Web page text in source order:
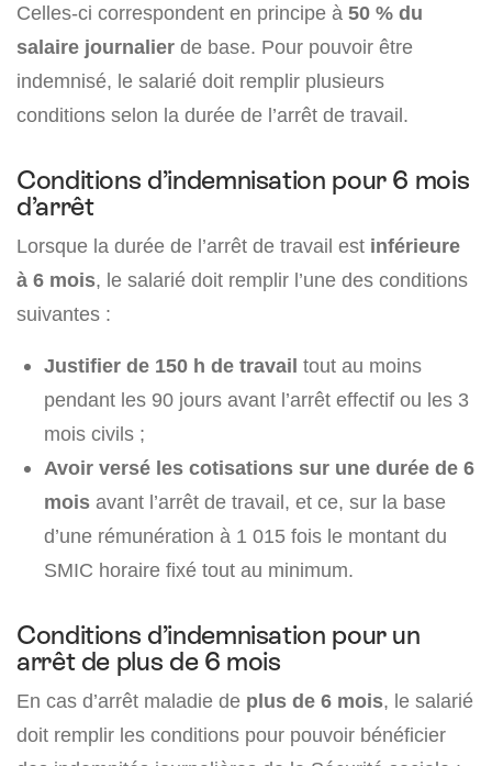
Celles-ci correspondent en principe à 50 % du
salaire journalier de base. Pour pouvoir être
indemnisé, le salarié doit remplir plusieurs
conditions selon la durée de l’arrêt de travail.
Conditions d’indemnisation pour 6 mois
d’arrêt
Lorsque la durée de l’arrêt de travail est inférieure
à 6 mois, le salarié doit remplir l’une des conditions
suivantes :
Justifier de 150 h de travail tout au moins
pendant les 90 jours avant l’arrêt effectif ou les 3
mois civils ;
Avoir versé les cotisations sur une durée de 6
mois avant l’arrêt de travail, et ce, sur la base
d’une rémunération à 1 015 fois le montant du
SMIC horaire fixé tout au minimum.
Conditions d’indemnisation pour un
arrêt de plus de 6 mois
En cas d’arrêt maladie de plus de 6 mois, le salarié
doit remplir les conditions pour pouvoir bénéficier